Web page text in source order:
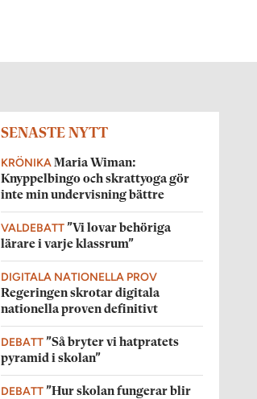
SENASTE NYTT
KRÖNIKA Maria Wiman:
Knyppelbingo och skrattyoga gör
inte min undervisning bättre
VALDEBATT ”Vi lovar behöriga
lärare i varje klassrum”
DIGITALA NATIONELLA PROV
Regeringen skrotar digitala
nationella proven definitivt
DEBATT ”Så bryter vi hatpratets
pyramid i skolan”
DEBATT ”Hur skolan fungerar blir